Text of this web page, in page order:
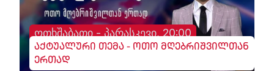
ოთხშაბათი - პარასკევი, 20:00
აქტუალური თემა - ოთო მღებრიშვილთან
ერთად